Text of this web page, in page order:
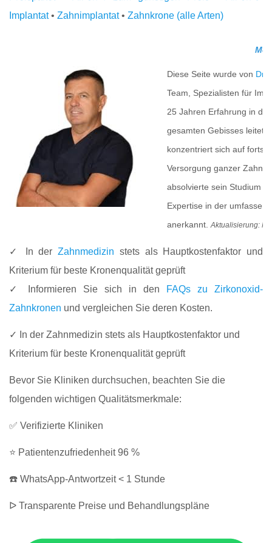
Implantat• Zahnimplantat• Zahnkrone (alle Arten)
Diese Seite wurde von Dr.
Team, Spezialisten für
25 Jahren Erfahrung in
gesamten Gebisses leitet
konzentriert sich auf
Versorgung ganzer
absolvierte sein Studium
Expertise in der
anerkannt. Aktualisierung:
✓ In der Zahnmedizin stets als Hauptkostenfaktor und
Kriterium für beste Kronenqualität geprüft
✓ Informieren Sie sich in den
FAQs zu Zirkonoxid-
Zahnkronen und vergleichen Sie deren Kosten.
✓ In der Zahnmedizin stets als Hauptkostenfaktor und
Kriterium für beste Kronenqualität geprüft
Bevor Sie Kliniken durchsuchen, beachten Sie die
folgenden wichtigen Qualitätsmerkmale:
✅ Verifizierte Kliniken
⭐ Patientenzufriedenheit 96 %
☎️ WhatsApp-Antwortzeit < 1 Stunde
ᐅ Transparente Preise und Behandlungspläne